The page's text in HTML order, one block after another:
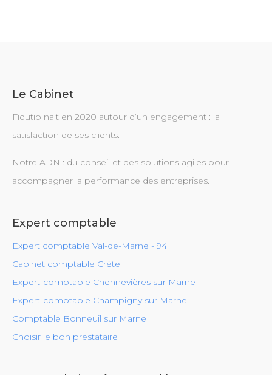
Le Cabinet
Fidutio nait en 2020 autour d’un engagement : la
satisfaction de ses clients.
Notre ADN : du conseil et des solutions agiles pour
accompagner la performance des entreprises.
Expert comptable
Expert comptable Val-de-Marne - 94
Cabinet comptable Créteil
Expert-comptable Chennevières sur Marne
Expert-comptable Champigny sur Marne
Comptable Bonneuil sur Marne
Choisir le bon prestataire